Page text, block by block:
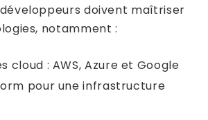
doivent maîtriser
notamment :
cloud : AWS, Azure et Google
pour une infrastructure